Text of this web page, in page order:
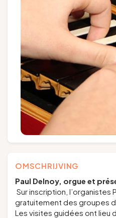
DE
OMSCHRIJVING
Paul Delnoy, orgue et
Sur inscription, l’organistes
gratuitement des groupes
Les visites guidées ont lieu